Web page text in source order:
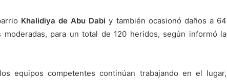
Khalidiya de Abu Dabi y también ocasionó daños a 64
para un total de 120 heridos, según informó la
equipos competentes continúan trabajando en el lugar,